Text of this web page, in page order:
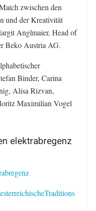
zwischen den
und der Kreativität
Anglmaier, Head of
Beko Austria AG.
Binder, Carina
Alisa Rizvan,
Maximilian Vogel
elektrabregenz